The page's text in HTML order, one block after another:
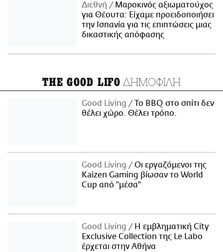
Διεθνή
Μαροκινός αξιωματούχος
για Θέουτα: Είχαμε προειδοποιήσει
την Ισπανία για τις επιπτώσεις μιας
δικαστικής απόφασης
THE GOOD LIFO ΔΗΜΟΦΙΛΗ
Good Living
Το BBQ στο σπίτι δεν
θέλει χώρο. Θέλει τρόπο.
Good Living
Οι εργαζόμενοι της
Kaizen Gaming βίωσαν το World
Cup από "μέσα"
Good Living
Η εμβληματική City
Exclusive Collection της Le Labo
έρχεται στην Αθήνα